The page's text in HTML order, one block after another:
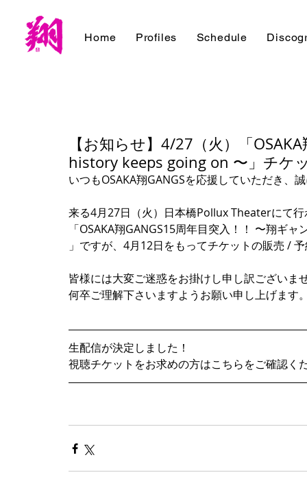
Home Profiles Schedule
【お知らせ】4/27（火）「
history keeps going on 〜」チケ
いつもOSAKA翔GANGSを応援していただき、
来る4月27日（火）日本橋Pollux Theaterにて
「OSAKA翔GANGS15周年目突入！！ 〜翔ギ
」ですが、4月12日をもってチケットの販売 /
皆様には大変ご迷惑をお掛けし申し訳ございま
何卒ご理解下さいますようお願い申し上げます
生配信が決定しました！
視聴チケットをお求めの方はこちらをご確認